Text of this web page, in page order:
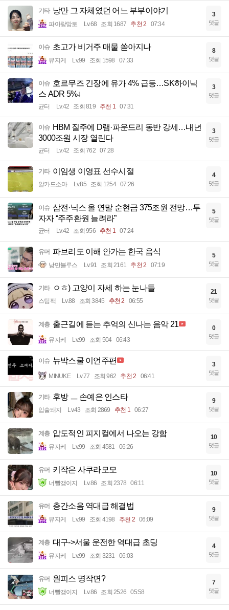
기타 낭만 그 자체였던 어느 부부이야기
파아랑망토 Lv.68 조회 1687 추천 2 07:34
3
댓글
이슈 초고가 비거주 매물 쏟아지나
뮤지케 Lv.99 조회 1598 07:33
8
댓글
이슈 호르무즈 긴장에 유가 4% 급등…SK하이닉
스 ADR 5%↓
균터 Lv.42 조회 819 추천 1 07:31
3
댓글
이슈 HBM 질주에 D램·파운드리 동반 강세…내년
3000조원 시장 열린다
균터 Lv.42 조회 762 07:28
3
댓글
기타 이임생 이영표 선수시절
알카드소마 Lv.85 조회 1254 07:26
4
댓글
이슈 삼전·닉스 올 연말 순현금 375조원 전망…투
자자 “주주환원 늘려라”
균터 Lv.42 조회 956 추천 1 07:24
5
댓글
유머 파브리도 이해 안가는 한국 음식
낭만블루스 Lv.91 조회 2161 추천 2 07:19
5
댓글
기타 ㅇㅎ) 고양이 자세 하는 눈나들
스팀팩 Lv.88 조회 3845 추천 2 06:55
21
댓글
계층 출근길에 듣는 추억의 신나는 음악 21
뮤지케 Lv.99 조회 504 06:43
0
댓글
이슈 뉴박스쿨 이언주편
MINUKE Lv.77 조회 962 추천 2 06:41
3
댓글
기타 후방 ㅡ 손예은 인스타
입술돼지 Lv.43 조회 2869 추천 1 06:27
9
댓글
계층 압도적인 피지컬에서 나오는 강함
뮤지케 Lv.99 조회 4581 06:26
10
댓글
유머 키작은 사쿠라모모
너빨갱이지 Lv.86 조회 2378 06:11
10
댓글
유머 층간소음 역대급 해결법
뮤지케 Lv.99 조회 4198 추천 2 06:09
9
댓글
계층 대구->서울 운전한 역대급 초딩
뮤지케 Lv.99 조회 3231 06:03
4
댓글
유머 원피스 명작면?
너빨갱이지 Lv.86 조회 2526 05:58
7
댓글